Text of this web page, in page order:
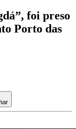
foi preso
Porto das